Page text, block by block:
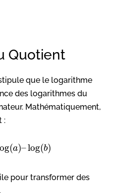
Quotient
que le logarithme
des logarithmes du
Mathématiquement,
:
(a)–log(b)
pour transformer des